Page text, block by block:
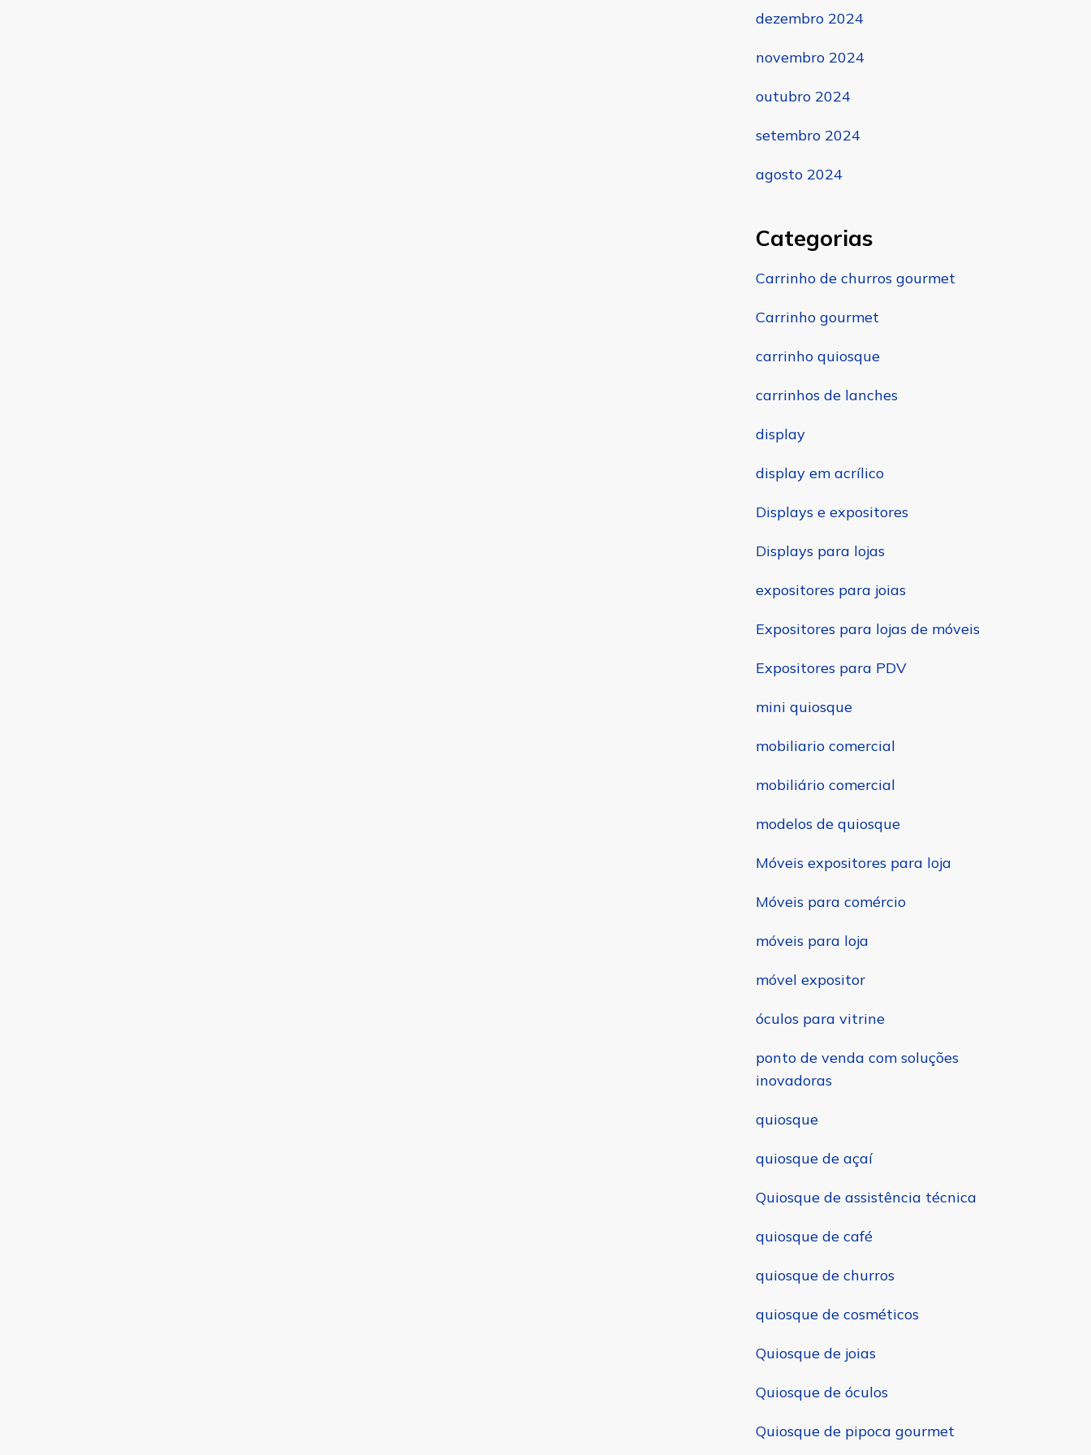
dezembro 2024
novembro 2024
outubro 2024
setembro 2024
agosto 2024
Categorias
Carrinho de churros gourmet
Carrinho gourmet
carrinho quiosque
carrinhos de lanches
display
display em acrílico
Displays e expositores
Displays para lojas
expositores para joias
Expositores para lojas de móveis
Expositores para PDV
mini quiosque
mobiliario comercial
mobiliário comercial
modelos de quiosque
Móveis expositores para loja
Móveis para comércio
móveis para loja
móvel expositor
óculos para vitrine
ponto de venda com soluções
inovadoras
quiosque
quiosque de açaí
Quiosque de assistência técnica
quiosque de café
quiosque de churros
quiosque de cosméticos
Quiosque de joias
Quiosque de óculos
Quiosque de pipoca gourmet